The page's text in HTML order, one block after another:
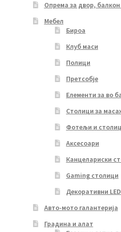
Опрема за двор,
Мебел
Бироа
Клуб маси
Полици
Претсобје
Елементи за во
Столици за
Фотељи и
Аксесоари
Канцелариски
Gaming столици
Декоративни
Авто-мото галантерија
Градина и алат